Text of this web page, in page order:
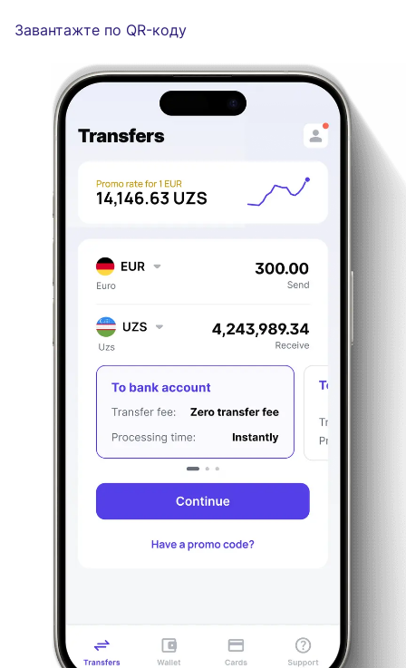
Завантажте по QR-коду